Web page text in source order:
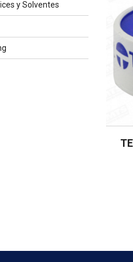
y Solventes